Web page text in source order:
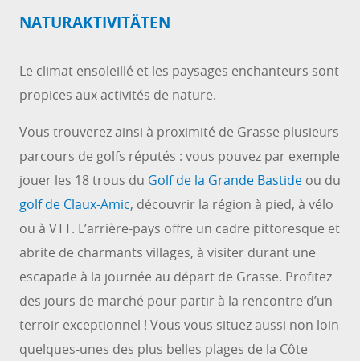
NATURAKTIVITÄTEN
Le climat ensoleillé et les paysages enchanteurs sont
propices aux activités de nature.
Vous trouverez ainsi à proximité de Grasse plusieurs
parcours de golfs réputés : vous pouvez par exemple
jouer les 18 trous du Golf de la Grande Bastide ou du
golf de Claux-Amic, découvrir la région à pied, à vélo
ou à VTT. L’arrière-pays offre un cadre pittoresque et
abrite de charmants villages, à visiter durant une
escapade à la journée au départ de Grasse. Profitez
des jours de marché pour partir à la rencontre d’un
terroir exceptionnel ! Vous vous situez aussi non loin
quelques-unes des plus belles plages de la Côte